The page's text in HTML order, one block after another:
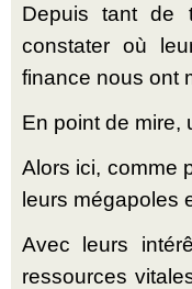
Depuis tant de
constater où
finance nous ont
En point de mire,
Alors ici, comme
leurs mégapoles
Avec leurs
ressources